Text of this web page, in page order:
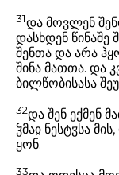
31და მოვლენ
დასხდენ წინაშე
შენთა და არა
შინა მათთა. და
ბილწობისასა
32და შენ ექმენ
ჴმაჲ ნესტჳსა
ყონ.
33